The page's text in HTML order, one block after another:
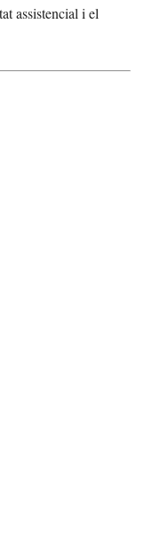
assistencial i el